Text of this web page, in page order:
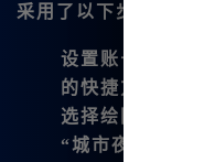
采用了以下步骤：
设置账号
：我
的快捷方式，顺
选择绘图主题
“城市夜景”的插